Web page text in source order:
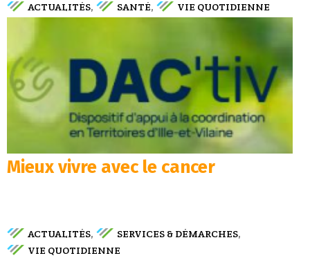
ACTUALITÉS, SANTÉ, VIE QUOTIDIENNE
Mieux vivre avec le cancer
ACTUALITÉS, SERVICES & DÉMARCHES,
VIE QUOTIDIENNE